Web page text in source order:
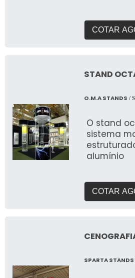
COTAR
STAND
O.M.A STANDS /
O stand
sistema
alumínio
COTAR
SPARTA